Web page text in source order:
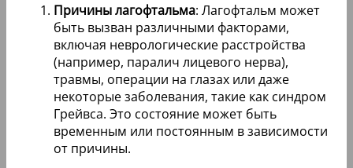
Причины лагофтальма: Лагофтальм может
быть вызван различными факторами,
включая неврологические расстройства
(например, паралич лицевого нерва),
травмы, операции на глазах или даже
некоторые заболевания, такие как синдром
Грейвса. Это состояние может быть
временным или постоянным в зависимости
от причины.